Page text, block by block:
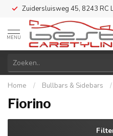
Zuidersluisweg 45, 8243 RC
MENU
Home / Bullbars & Sidebars /
Fiorino